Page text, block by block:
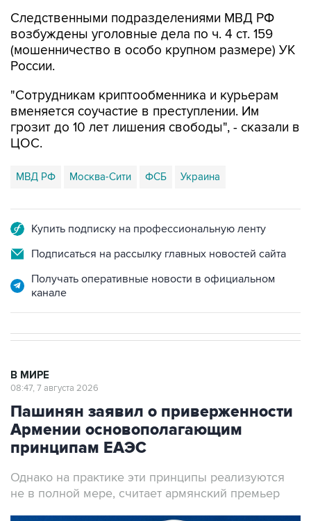
Следственными подразделениями МВД РФ
возбуждены уголовные дела по ч. 4 ст. 159
(мошенничество в особо крупном размере) УК
России.
"Сотрудникам криптообменника и курьерам
вменяется соучастие в преступлении. Им
грозит до 10 лет лишения свободы", - сказали в
ЦОС.
МВД РФ Москва-Сити ФСБ Украина
Купить подписку на профессиональную ленту
Подписаться на рассылку главных новостей сайта
Получать оперативные новости в официальном
канале
В МИРЕ
08:47, 7 августа 2026
Пашинян заявил о приверженности
Армении основополагающим
принципам ЕАЭС
Однако на практике эти принципы реализуются
не в полной мере, считает армянский премьер